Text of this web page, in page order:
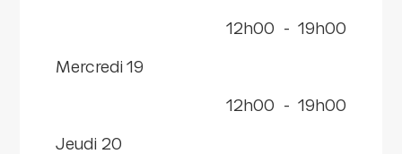
12h00 - 19h00
mercredi 19
12h00 - 19h00
jeudi 20